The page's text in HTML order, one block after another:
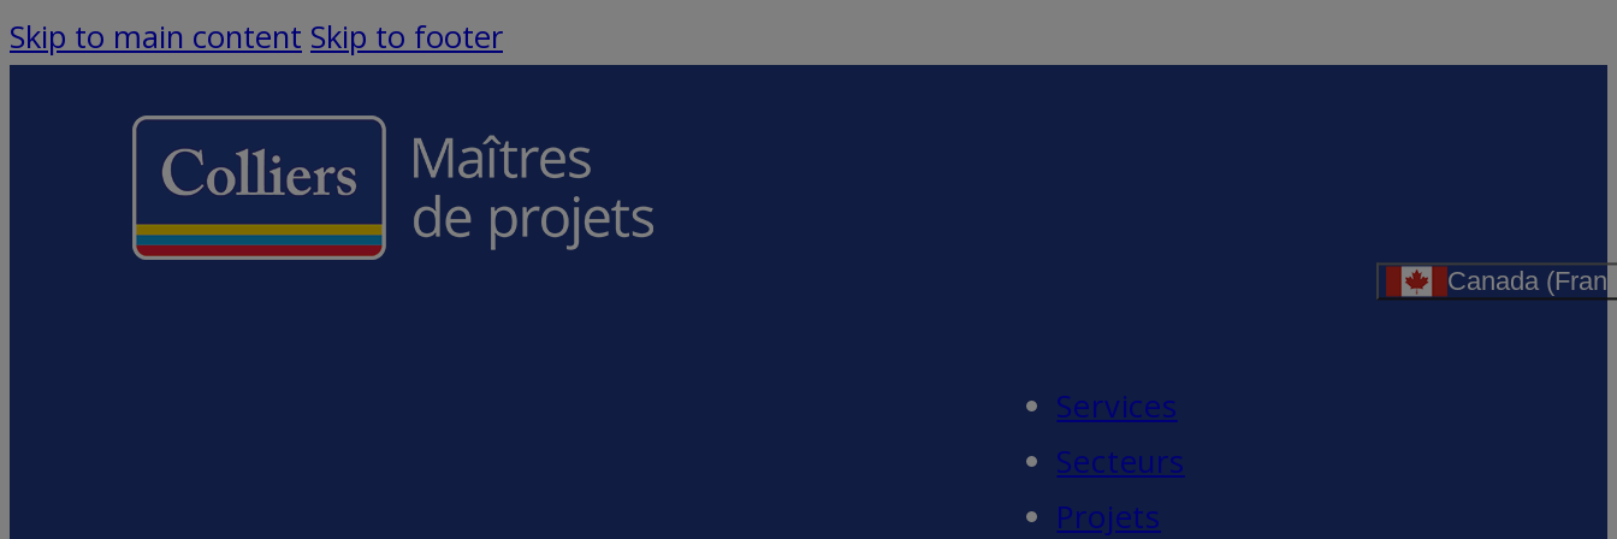
Skip to main content Skip to footer
Canada
Services
Secteurs
Projets